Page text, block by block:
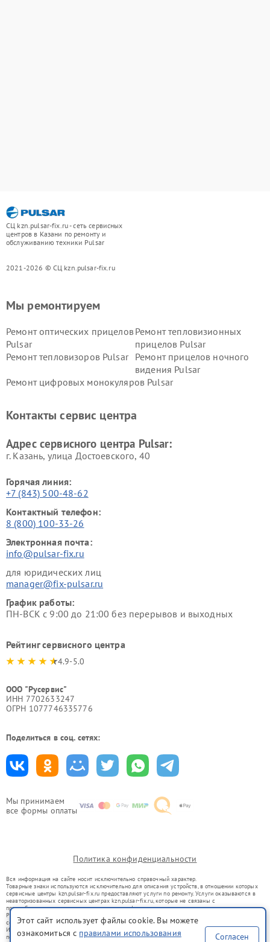
СЦ kzn.pulsar-fix.ru - сеть сервисных
центров в Казани по ремонту и
обслуживанию техники Pulsar
2021-2026 © СЦ kzn.pulsar-fix.ru
Мы принимаем
все формы оплаты
Мы ремонтируем
Ремонт оптических прицелов
Pulsar
Ремонт тепловизионных
прицелов Pulsar
Ремонт тепловизоров Pulsar
Ремонт прицелов ночного
видения Pulsar
Ремонт цифровых монокуляров Pulsar
Контакты сервис центра
Адрес сервисного центра Pulsar:
г. Казань, улица Достоевского, 40
Горячая линия:
+7 (843) 500-48-62
Контактный телефон:
8 (800) 100-33-26
Электронная почта:
info@pulsar-fix.ru
для юридических лиц
manager@fix-pulsar.ru
График работы:
ПН-ВСК с 9:00 до 21:00 без перерывов и выходных
Рейтинг сервисного центра
4.9-5.0
ООО "Русервис"
ИНН 7702633247
ОГРН 1077746335776
Поделиться в соц. сетях:
Политика конфиденциальности
Вся информация на сайте носит исключительно справочный характер.
Товарные знаки используются исключительно для описания устройств, в отношении которых
сервисные центры kzn.pulsar-fix.ru предоставляют услуги по ремонту. Услуги оказываются в
неавторизованных сервисных центрах kzn.pulsar-fix.ru, которые не связаны с
правообладателями товарных знаков или их официальными представителями.
Ремонт осуществляется для устройств, уже введенных в гражданский оборот в соответствии
со статьей 1487 ГК РФ.
Использование товарных знаков не преследует цели индивидуализации услуг или введения
потребителей в заблуждение, а служит для информирования о предоставляемых услугах по
Этот сайт использует файлы cookie. Вы можете
ознакомиться с правилами использования
Согласен